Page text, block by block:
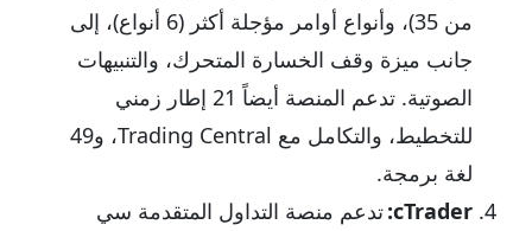
من 35)، وأنواع أوامر مؤجلة أكثر (6 أنواع)، إلى
جانب ميزة وقف الخسارة المتحرك، والتنبيهات
الصوتية. تدعم المنصة أيضاً 21 إطار زمني
للتخطيط، والتكامل مع Trading Central، و49
لغة برمجة.
cTrader: تدعم منصة التداول المتقدمة سي